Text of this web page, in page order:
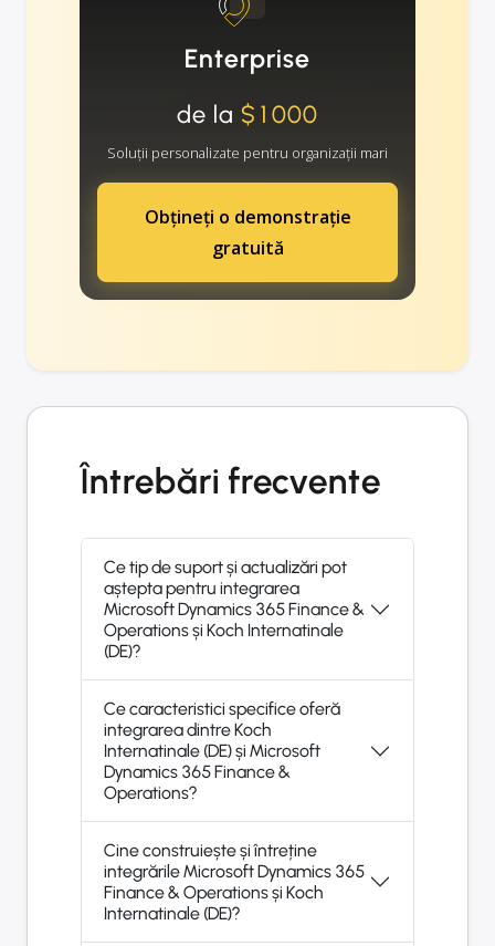
Enterprise
de la $1000
Soluții personalizate pentru organizații mari
Obțineți o demonstrație
gratuită
Întrebări frecvente
Ce tip de suport și actualizări pot
aștepta pentru integrarea
Microsoft Dynamics 365 Finance &
Operations și Koch Internatinale
(DE)?
Ce caracteristici specifice oferă
integrarea dintre Koch
Internatinale (DE) și Microsoft
Dynamics 365 Finance &
Operations?
Cine construiește și întreține
integrările Microsoft Dynamics 365
Finance & Operations și Koch
Internatinale (DE)?